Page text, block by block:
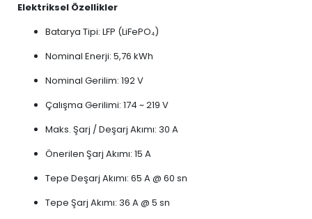
Elektriksel Özellikler
Batarya Tipi: LFP (LiFePO₄)
Nominal Enerji: 5,76 kWh
Nominal Gerilim: 192 V
Çalışma Gerilimi: 174 ~ 219 V
Maks. Şarj / Deşarj Akımı: 30 A
Önerilen Şarj Akımı: 15 A
Tepe Deşarj Akımı: 65 A @ 60 sn
Tepe Şarj Akımı: 36 A @ 5 sn